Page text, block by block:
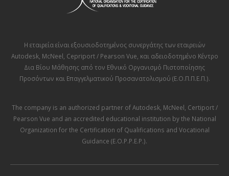
Η εταιρεία είναι εξουσιοδοτημένος συνεργάτης των εταιρειών
Autodesk, McNeel Cepriport / Pearson Vue , και αδειοδοτημένο Κέντρο
Δια Βίου Μάθησης από τον Εθνικό Οργανισμό Πιστοποίησης
Προσόντων και Επαγγελματικού Προσανατολισμού (Ε.Ο.Π.Π.Ε.Π.).
The company is an authorized partner ofAutodesk, McNeel Certiport /
Pearson Vue and an accredited educational institution by the National
Organization for the Certification of Qualifications and Vocational
Guidance (E.O.P.P.E.P.).